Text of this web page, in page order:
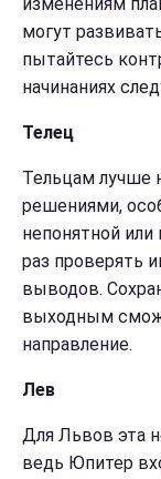
изменениям
могут
пытайтесь
начинаниях
Телец
Тельцам лучше
решениями,
непонятной
раз проверять
выводов.
выходным
направление.
Лев
Для Львов эта
ведь Юпитер